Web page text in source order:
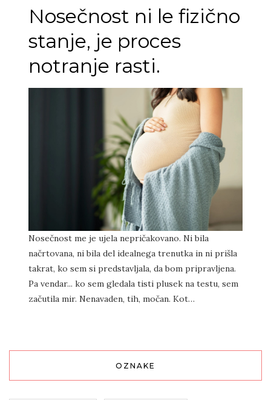
Nosečnost ni le fizično
stanje, je proces
notranje rasti.
Nosečnost me je ujela nepričakovano. Ni bila
načrtovana, ni bila del idealnega trenutka in ni prišla
takrat, ko sem si predstavljala, da bom pripravljena.
Pa vendar... ko sem gledala tisti plusek na testu, sem
začutila mir. Nenavaden, tih, močan. Kot…
OZNAKE